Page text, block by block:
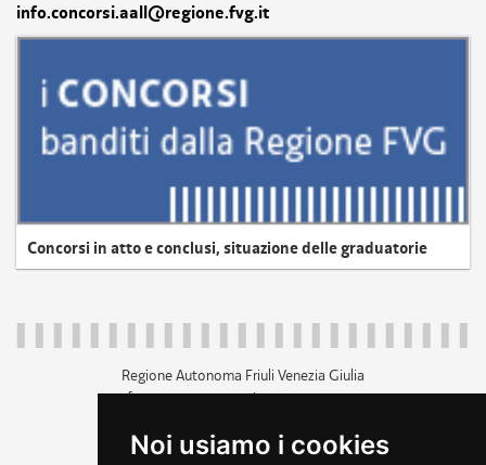
Noi usiamo i cookies
info.concorsi.aall@regione.fvg.it
Concorsi in atto e conclusi, situazione delle graduatorie
Regione Autonoma Friuli Venezia Giulia
c.f. 80014930327; p.iva 00526040324
+39 040 3771111